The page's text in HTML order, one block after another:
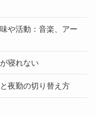
や活動：音楽、アー
寝れない
夜勤の切り替え方